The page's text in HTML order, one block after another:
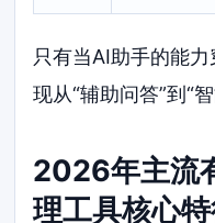
只有当AI助手的能
现从“辅助问答”到“
2026年主流
理工具核心